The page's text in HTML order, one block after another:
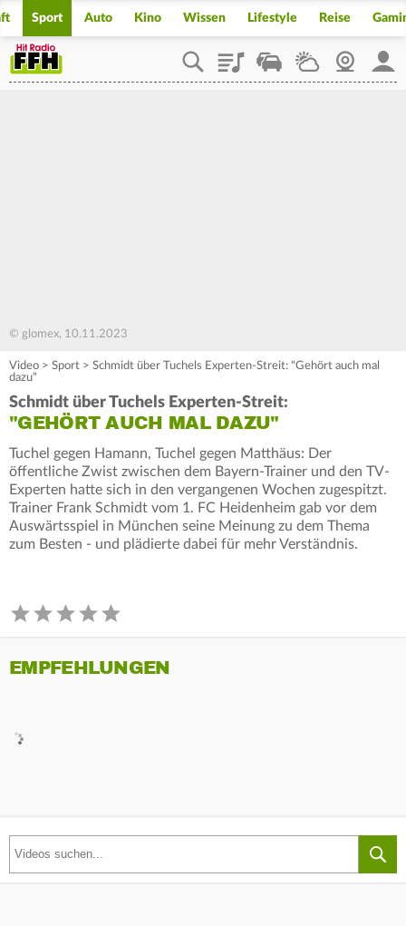
Sport Auto Kino Wissen Lifestyle Reise
PlaylistStaupilotWetterWebcam
© glomex, 10.11.2023
Video > Sport > Schmidt über Tuchels Experten-Streit: "Gehört auch mal
dazu"
Schmidt über Tuchels Experten-Streit:
"GEHÖRT AUCH MAL DAZU"
Tuchel gegen Hamann, Tuchel gegen Matthäus: Der
öffentliche Zwist zwischen dem Bayern-Trainer und den TV-
Experten hatte sich in den vergangenen Wochen zugespitzt.
Trainer Frank Schmidt vom 1. FC Heidenheim gab vor dem
Auswärtsspiel in München seine Meinung zu dem Thema
zum Besten - und plädierte dabei für mehr Verständnis.
EMPFEHLUNGEN